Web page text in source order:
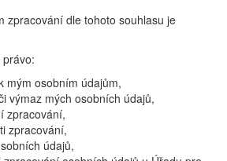
zpracování dle tohoto souhlasu je
mým osobním údajům,
výmaz mých osobních údajů,
zpracování,
zpracování,
údajů,